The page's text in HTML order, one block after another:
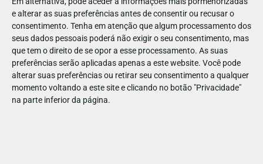
e alterar as suas preferências antes de consentir ou recusar o
consentimento. Tenha em atenção que algum processamento dos
seus dados pessoais poderá não exigir o seu consentimento, mas
que tem o direito de se opor a esse processamento. As suas
preferências serão aplicadas apenas a este website. Você pode
alterar suas preferências ou retirar seu consentimento a qualquer
momento voltando a este site e clicando no botão "Privacidade"
na parte inferior da página.
💰 16€ (criança + adulto), 2,50€ (criança extra), 11€ (adulto
extra)
🙋‍♀️ Todos os públicos
👥 Lotação: 20 participantes
📲 Marcação prévia: 211 160 992 |
servicoeducativo@tesouroreal.com